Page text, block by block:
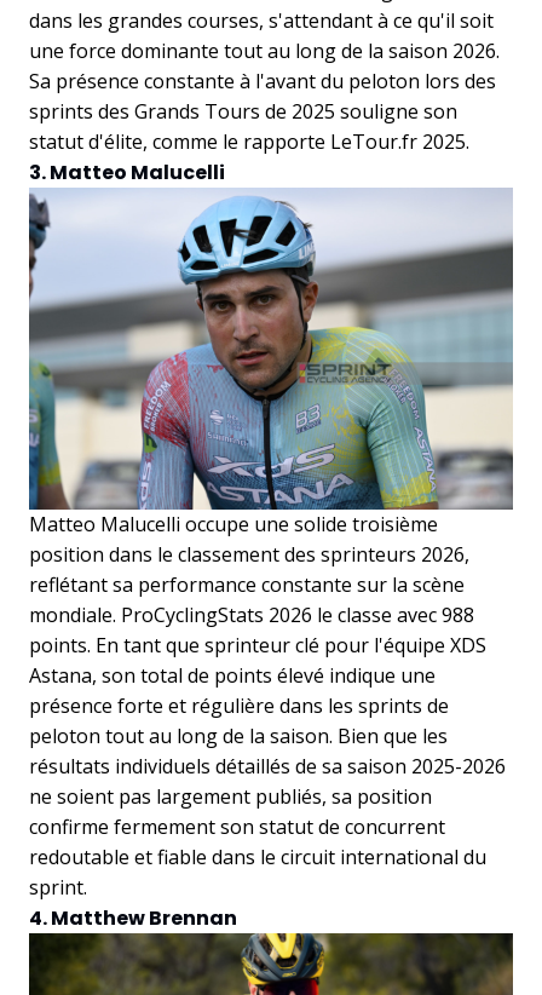
dans les grandes courses, s'attendant à ce qu'il soit
une force dominante tout au long de la saison 2026.
Sa présence constante à l'avant du peloton lors des
sprints des Grands Tours de 2025 souligne son
statut d'élite, comme le rapporte LeTour.fr 2025.
3. Matteo Malucelli
Matteo Malucelli occupe une solide troisième
position dans le classement des sprinteurs 2026,
reflétant sa performance constante sur la scène
mondiale. ProCyclingStats 2026 le classe avec 988
points. En tant que sprinteur clé pour l'équipe XDS
Astana, son total de points élevé indique une
présence forte et régulière dans les sprints de
peloton tout au long de la saison. Bien que les
résultats individuels détaillés de sa saison 2025-2026
ne soient pas largement publiés, sa position
confirme fermement son statut de concurrent
redoutable et fiable dans le circuit international du
sprint.
4. Matthew Brennan